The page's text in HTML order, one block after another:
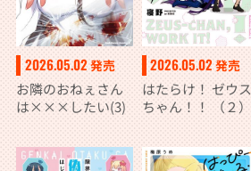
2026.05.02発売
お隣のおねぇさん
は×××したい(3)
2026.05.02 発売
はたらけ！ ゼウス
ちゃん！！ （２）